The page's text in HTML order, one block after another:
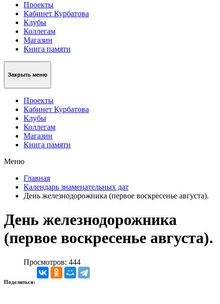
Проекты
Кабинет Курбатова
Клубы
Коллегам
Магазин
Книга памяти
Закрыть меню
Проекты
Кабинет Курбатова
Клубы
Коллегам
Магазин
Книга памяти
Меню
Главная
Календарь знаменательных дат
День железнодорожника (первое воскресенье августа).
День железнодорожника
(первое воскресенье августа).
Просмотров: 444
Поделиться: